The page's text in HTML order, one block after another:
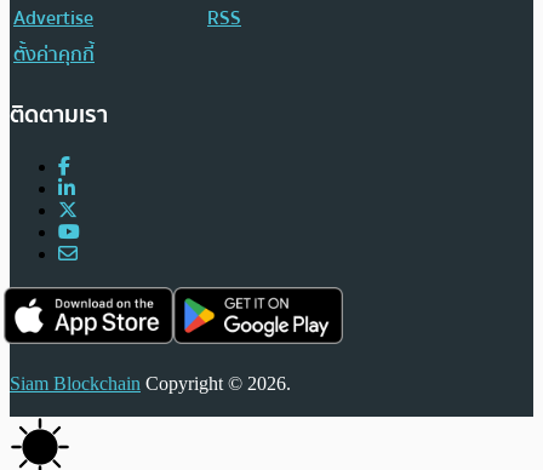
Advertise
RSS
ตั้งค่าคุกกี้
ติดตามเรา
Siam Blockchain Copyright © 2026.